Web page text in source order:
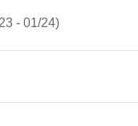
- 01/24)